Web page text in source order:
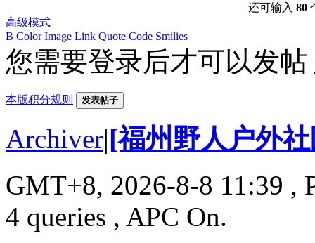
还可输入80
高级模式
B Color Image Link Quote Code Smilies
您需要登录后才可以发帖
本版积分规则 发表帖子
Archiver|[福州野人户外
GMT+8, 2026-8-8 11:39 ,
4 queries , APC On.